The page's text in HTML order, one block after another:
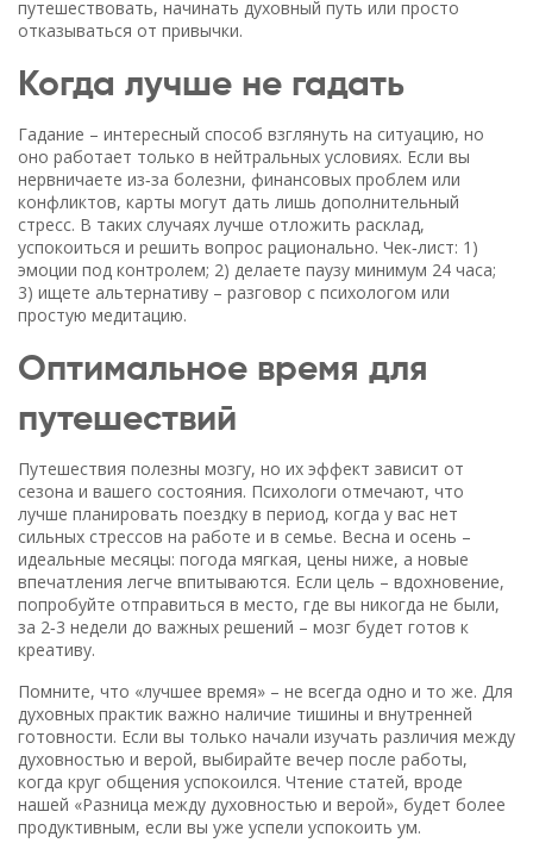
путешествовать, начинать духовный путь или просто
отказываться от привычки.
Когда лучше не гадать
Гадание – интересный способ взглянуть на ситуацию, но
оно работает только в нейтральных условиях. Если вы
нервничаете из‑за болезни, финансовых проблем или
конфликтов, карты могут дать лишь дополнительный
стресс. В таких случаях лучше отложить расклад,
успокоиться и решить вопрос рационально. Чек‑лист: 1)
эмоции под контролем; 2) делаете паузу минимум 24 часа;
3) ищете альтернативу – разговор с психологом или
простую медитацию.
Оптимальное время для
путешествий
Путешествия полезны мозгу, но их эффект зависит от
сезона и вашего состояния. Психологи отмечают, что
лучше планировать поездку в период, когда у вас нет
сильных стрессов на работе и в семье. Весна и осень –
идеальные месяцы: погода мягкая, цены ниже, а новые
впечатления легче впитываются. Если цель – вдохновение,
попробуйте отправиться в место, где вы никогда не были,
за 2‑3 недели до важных решений – мозг будет готов к
креативу.
Помните, что «лучшее время» – не всегда одно и то же. Для
духовных практик важно наличие тишины и внутренней
готовности. Если вы только начали изучать различия между
духовностью и верой, выбирайте вечер после работы,
когда круг общения успокоился. Чтение статей, вроде
нашей «Разница между духовностью и верой», будет более
продуктивным, если вы уже успели успокоить ум.